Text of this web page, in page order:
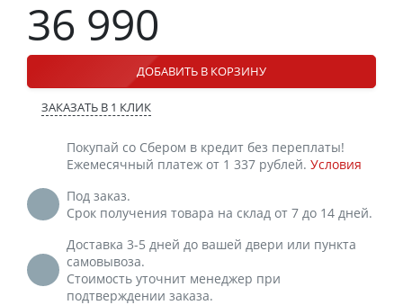
36 990
ДОБАВИТЬ В КОРЗИНУ
ЗАКАЗАТЬ В 1 КЛИК
Покупай со Сбером в кредит без переплаты!
Ежемесячный платеж от 1 337 рублей. Условия
Под заказ.
Срок получения товара на склад от 7 до 14 дней.
Доставка 3-5 дней до вашей двери или пункта
самовывоза.
Стоимость уточнит менеджер при
подтверждении заказа.